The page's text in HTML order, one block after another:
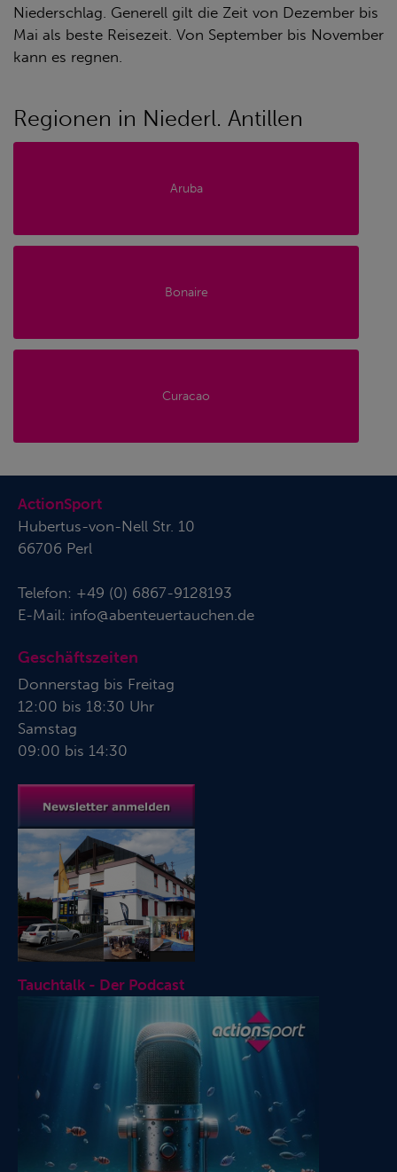
Niederschlag. Generell gilt die Zeit von Dezember bis
Mai als beste Reisezeit. Von September bis November
kann es regnen.
Regionen in Niederl. Antillen
Aruba
Bonaire
Curacao
ActionSport
Hubertus-von-Nell Str. 10
66706 Perl
Telefon: +49 (0) 6867-9128193
E-Mail: info@abenteuertauchen.de
Geschäftszeiten
Donnerstag bis Freitag
12:00 bis 18:30 Uhr
Samstag
09:00 bis 14:30
Tauchtalk - Der Podcast